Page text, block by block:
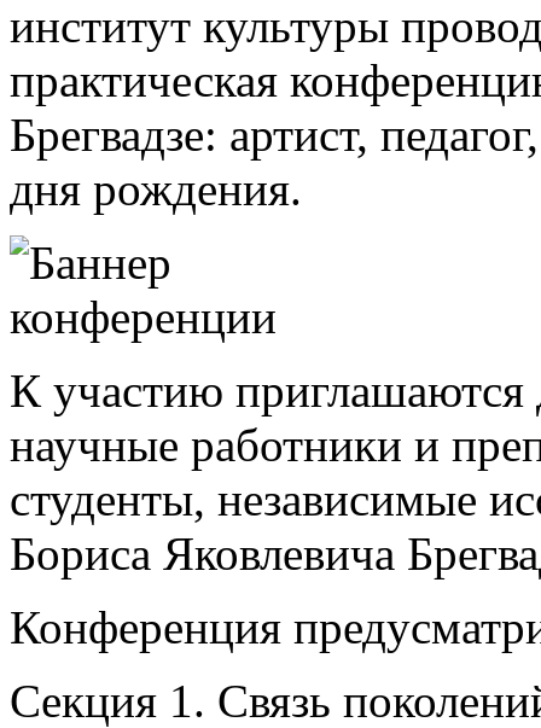
институт культуры
практическая
Брегвадзе: артист,
дня рождения.
К участию приглашаются
научные работники и
студенты, независимые
Бориса Яковлевича
Конференция
Секция 1. Связь